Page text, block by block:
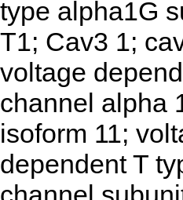
type alpha1G
T1; Cav3 1;
voltage
channel alpha
isoform 11;
dependent T